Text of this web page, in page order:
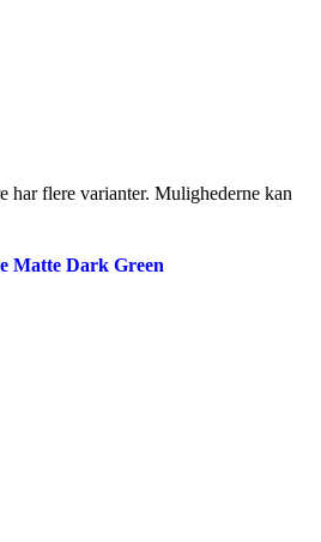
har flere varianter. Mulighederne kan
Matte Dark Green